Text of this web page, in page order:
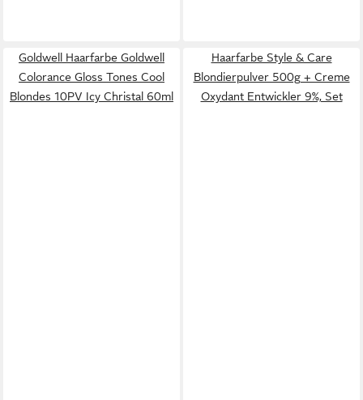
Goldwell Haarfarbe Goldwell
Colorance Gloss Tones Cool
Blondes 10PV Icy Christal 60ml
Haarfarbe Style & Care
Blondierpulver 500g + Creme
Oxydant Entwickler 9%, Set